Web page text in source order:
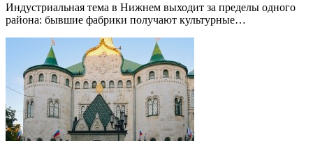
Индустриальная тема в Нижнем выходит за пределы одного
района: бывшие фабрики получают культурные…